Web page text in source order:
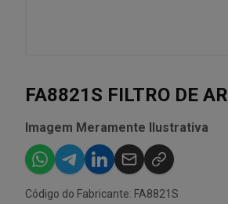
FA8821S FILTRO DE AR
Imagem Meramente Ilustrativa
Código do Fabricante: FA8821S